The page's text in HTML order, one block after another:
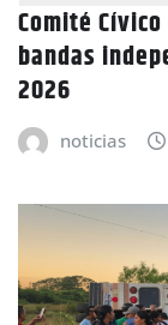
Comité
bandas
2026
noticias